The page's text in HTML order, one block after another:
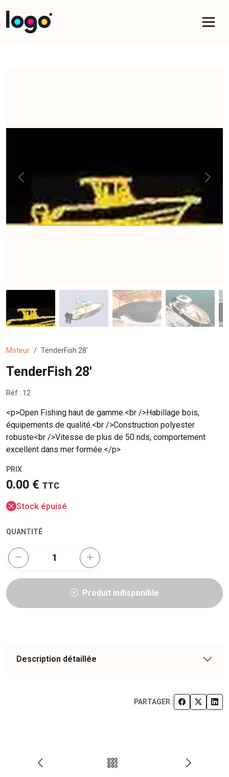
Moteur TenderFish 28'
TenderFish 28'
Réf : 12
<p>Open Fishing haut de gamme.<br />Habillage bois,
équipements de qualité.<br />Construction polyester
robuste<br />Vitesse de plus de 50 nds, comportement
excellent dans mer formée.</p>
PRIX
0.00 € TTC
Stock épuisé
QUANTITÉ
Produit indisponible
Description détaillée
PARTAGER :